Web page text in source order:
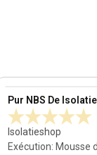
Pur NBS De
Isolatieshop
Exécution: Mousse
View product